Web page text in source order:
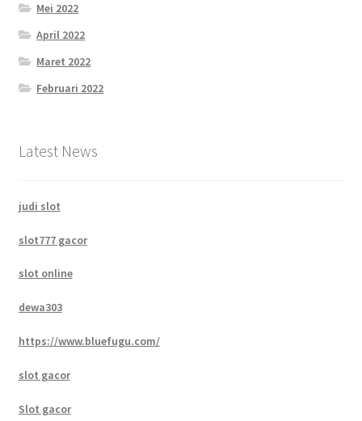
Mei 2022
April 2022
Maret 2022
Februari 2022
Latest News
judi slot
slot777 gacor
slot online
dewa303
https://www.bluefugu.com/
slot gacor
Slot gacor